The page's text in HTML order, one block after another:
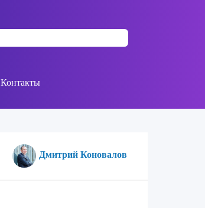
Контакты
Дмитрий Коновалов